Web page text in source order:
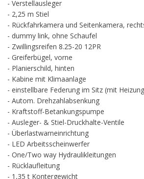
- Verstellausleger
- 2,25 m Stiel
- Rückfahrkamera und Seitenkamera,
- dummy link, ohne Schaufel
- Zwillingsreifen 8.25-20 12PR
- Greiferbügel, vorne
- Planierschild, hinten
- Kabine mit Klimaanlage
- einstellbare Federung im Sitz (mit
- Autom. Drehzahlabsenkung
- Kraftstoff-Betankungspumpe
- Ausleger- & Stiel-Druckhalte-Ventile
- Überlastwarneinrichtung
- LED Arbeitsscheinwerfer
- One/Two way Hydraulikleitungen
- Rücklaufleitung
- 1,35 t Kontergewicht